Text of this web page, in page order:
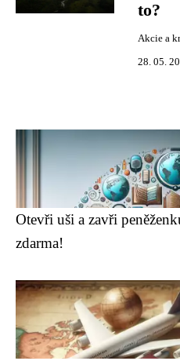
to?
Akcie a
28. 05.
Otevři uši a zavři
zdarma!